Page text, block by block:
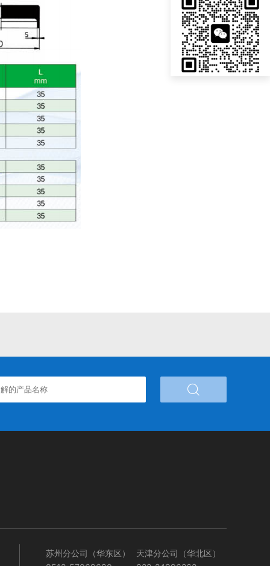

苏州分公司（华东区）
天津分公司（华北区）
们